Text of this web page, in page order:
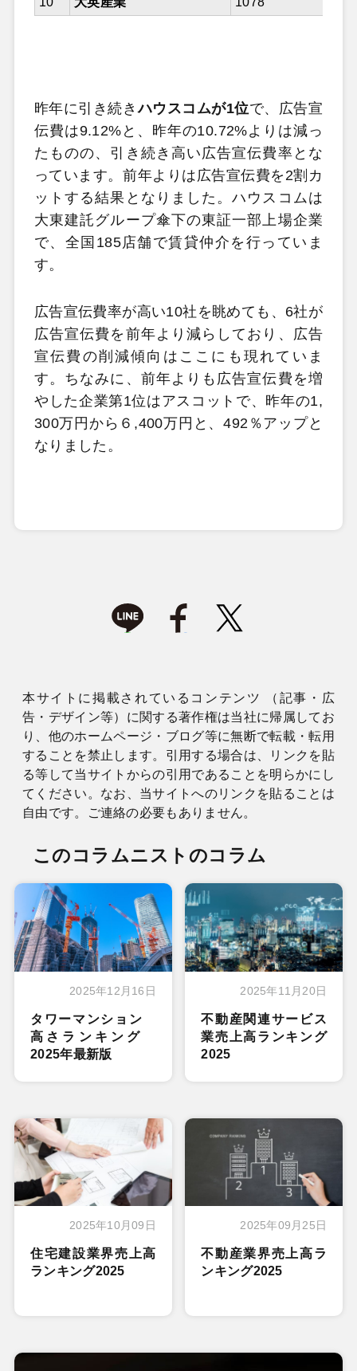
昨年に引き続きハウスコムが1位で、広告宣
伝費は9.12%と、昨年の10.72%よりは減っ
たものの、引き続き高い広告宣伝費率とな
っています。前年よりは広告宣伝費を2割カ
ットする結果となりました。ハウスコムは
大東建託グループ傘下の東証一部上場企業
で、全国185店舗で賃貸仲介を行っていま
す。
広告宣伝費率が高い10社を眺めても、6社が
広告宣伝費を前年より減らしており、広告
宣伝費の削減傾向はここにも現れていま
す。ちなみに、前年よりも広告宣伝費を増
やした企業第1位はアスコットで、昨年の1,
300万円から６,400万円と、492％アップと
なりました。
本サイトに掲載されているコンテンツ （記事・広
告・デザイン等）に関する著作権は当社に帰属してお
り、他のホームページ・ブログ等に無断で転載・転用
することを禁止します。引用する場合は、リンクを貼
る等して当サイトからの引用であることを明らかにし
てください。なお、当サイトへのリンクを貼ることは
自由です。ご連絡の必要もありません。
このコラムニストのコラム
2025年12月16日
タワーマンション
高さランキング
2025年最新版
2025年11月20日
不動産関連サービス
業売上高ランキング
2025
2025年10月09日
住宅建設業界売上高
ランキング2025
2025年09月25日
不動産業界売上高ラ
ンキング2025